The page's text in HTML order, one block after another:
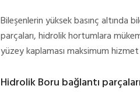
Bileşenlerin yüksek basınç altında
parçaları, hidrolik hortumlara
yüzey kaplaması maksimum
Hidrolik Boru bağlantı parçaları